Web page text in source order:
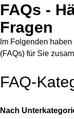
FAQs -
Fragen
Im Folgenden
(FAQs) für Sie
FAQ-
Nach